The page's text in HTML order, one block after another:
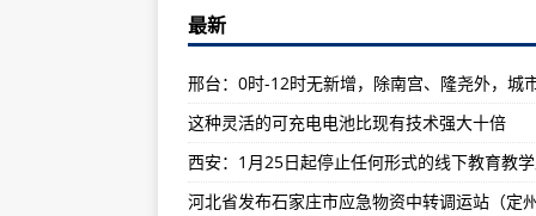
意大利一名囚犯越狱 同一监狱曾多
美国一闯国会男子威胁儿女：敢告
多人出现过敏反应 美国加州暂停接
美媒：美国新冠死亡人数即将超过
就任副总统在即，哈里斯正式辞去
最新
这种灵活的可充电电池比现有技术强大十倍